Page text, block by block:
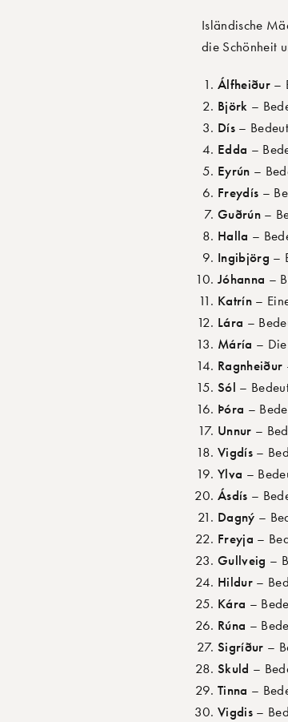
Isländische
die Schönheit
Álfheiður –
Björk –
Dís –
Edda –
Eyrún –
Freydís –
Guðrún –
Halla –
Ingibjörg –
Jóhanna –
Katrín –
Lára –
Máría –
Ragnheiður
Sól –
Þóra –
Unnur –
Vigdís –
Ylva –
Ásdís –
Dagný –
Freyja –
Gullveig –
Hildur –
Kára –
Rúna –
Sigríður –
Skuld –
Tinna –
Vigdis –